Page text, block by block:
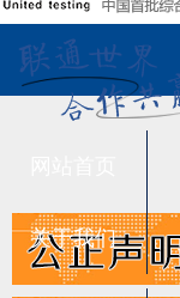
关于我们